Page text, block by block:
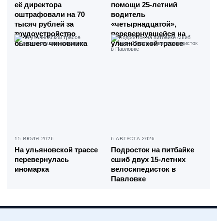
её директора
оштрафовали на 70
тысяч рублей за
трудоустройство
бывшего чиновника
помощи 25-летний
водитель
«четырнадцатой»,
перевернувшейся на
ульяновской трассе
15 ИЮЛЯ 2026
На ульяновской трассе
перевернулась
иномарка
6 АВГУСТА 2026
Подросток на питбайке
сшиб двух 15-летних
велосипедисток в
Павловке